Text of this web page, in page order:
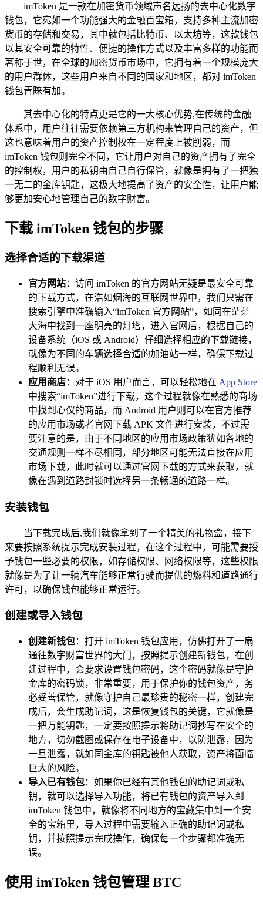
imToken 是一款在加密货币领域声名远扬的去中心化数字
钱包，它宛如一个功能强大的金融百宝箱，支持多种主流加密
货币的存储和交易，其中就包括比特币、以太坊等，这款钱包
以其安全可靠的特性、便捷的操作方式以及丰富多样的功能而
著称于世，在全球的加密货币市场中，它拥有着一个规模庞大
的用户群体，这些用户来自不同的国家和地区，都对 imToken
钱包青睐有加。
其去中心化的特点更是它的一大核心优势,在传统的金融
体系中，用户往往需要依赖第三方机构来管理自己的资产，但
这也意味着用户的资产控制权在一定程度上被削弱，而
imToken 钱包则完全不同，它让用户对自己的资产拥有了完全
的控制权，用户的私钥由自己自行保管，就像是拥有了一把独
一无二的金库钥匙，这极大地提高了资产的安全性，让用户能
够更加安心地管理自己的数字财富。
下载 imToken 钱包的步骤
选择合适的下载渠道
官方网站：访问 imToken 的官方网站无疑是最安全可靠
的下载方式，在浩如烟海的互联网世界中，我们只需在
搜索引擎中准确输入“imToken 官方网站”，如同在茫茫
大海中找到一座明亮的灯塔，进入官网后，根据自己的
设备系统（iOS 或 Android）仔细选择相应的下载链接，
就像为不同的车辆选择合适的加油站一样，确保下载过
程顺利无误。
应用商店：对于 iOS 用户而言，可以轻松地在 App Store
中搜索“imToken”进行下载，这个过程就像在熟悉的商场
中找到心仪的商品，而 Android 用户则可以在官方推荐
的应用市场或者官网下载 APK 文件进行安装，不过需
要注意的是，由于不同地区的应用市场政策犹如各地的
交通规则一样不尽相同，部分地区可能无法直接在应用
市场下载，此时就可以通过官网下载的方式来获取，就
像在遇到道路封锁时选择另一条畅通的道路一样。
安装钱包
当下载完成后,我们就像拿到了一个精美的礼物盒，接下
来要按照系统提示完成安装过程，在这个过程中，可能需要授
予钱包一些必要的权限，如存储权限、网络权限等，这些权限
就像是为了让一辆汽车能够正常行驶而提供的燃料和道路通行
许可，以确保钱包能够正常运行。
创建或导入钱包
创建新钱包：打开 imToken 钱包应用，仿佛打开了一扇
通往数字财富世界的大门，按照提示创建新钱包，在创
建过程中，会要求设置钱包密码，这个密码就像是守护
金库的密码锁，非常重要，用于保护你的钱包资产，务
必妥善保管，就像守护自己最珍贵的秘密一样，创建完
成后，会生成助记词，这是恢复钱包的关键，它就像是
一把万能钥匙，一定要按照提示将助记词抄写在安全的
地方，切勿截图或保存在电子设备中，以防泄露，因为
一旦泄露，就如同金库的钥匙被他人获取，资产将面临
巨大的风险。
导入已有钱包：如果你已经有其他钱包的助记词或私
钥，就可以选择导入功能，将已有钱包的资产导入到
imToken 钱包中，就像将不同地方的宝藏集中到一个安
全的宝箱里，导入过程中需要输入正确的助记词或私
钥，并按照提示完成操作，确保每一个步骤都准确无
误。
使用 imToken 钱包管理 BTC